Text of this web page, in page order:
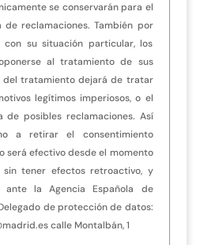
se conservarán para el
reclamaciones. También por
con su situación particular, los
al tratamiento de sus
del tratamiento dejará de tratar
legítimos imperiosos, o el
de posibles reclamaciones. Así
a retirar el consentimiento
será efectivo desde el momento
tener efectos retroactivo, y
ante la Agencia Española de
de protección de datos:
calle Montalbán, 1